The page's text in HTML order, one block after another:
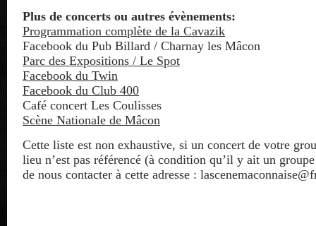
Plus de concerts ou autres évènements:
Programmation complète de la Cavazik
Facebook du Pub Billard / Charnay les Mâcon
Parc des Expositions / Le Spot
Facebook du Twin
Facebook du Club 400
Café concert Les Coulisses
Scène Nationale de Mâcon
Cette liste est non exhaustive, si un concert de votre
lieu n’est pas référencé (à condition qu’il y ait un
de nous contacter à cette adresse :